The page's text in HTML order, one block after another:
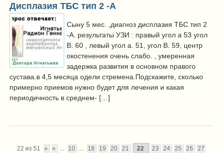
Дисплазия ТБС тип 2 -А
Сыну 5 мес. ,диагноз дисплазия ТБС тип 2
-А. результаты УЗИ : правый угол а 53 угол
В. 60 , левый угол а. 51, угол В. 59, центр
окостенения очень слабо. , умеренная
задержка развития в основном правого
сустава.в 4,5 месяца одели стремена.Подскажите, сколько
примерно приемов нужно будет для лечения и какая
периодичность в среднем- […]
22 из 51 « « ... 10 ... 18 19 20 21 22 23 24 25 26
27